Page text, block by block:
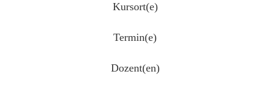
Kursort(e)
Termin(e)
Dozent(en)